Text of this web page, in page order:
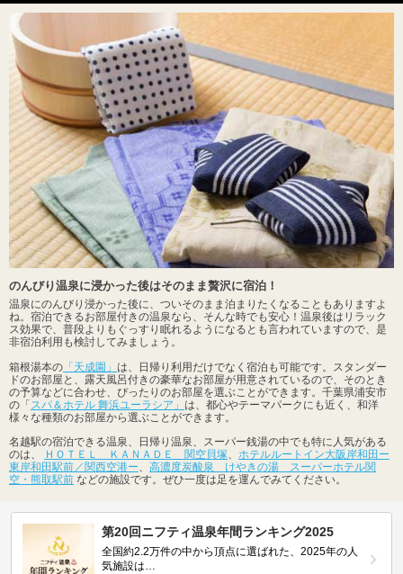
のんびり温泉に浸かった後はそのまま贅沢に宿泊！
温泉にのんびり浸かった後に、ついそのまま泊まりたくなることもありますよ
ね。宿泊できるお部屋付きの温泉なら、そんな時でも安心！温泉後はリラック
ス効果で、普段よりもぐっすり眠れるようになるとも言われていますので、是
非宿泊利用も検討してみましょう。
箱根湯本の 「天成園」 は、日帰り利用だけでなく宿泊も可能です。スタンダー
ドのお部屋と、露天風呂付きの豪華なお部屋が用意されているので、そのとき
の予算などに合わせ、ぴったりのお部屋を選ぶことができます。千葉県浦安市
の「スパ＆ホテル 舞浜ユーラシア」 は、都心やテーマパークにも近く、和洋
様々な種類のお部屋から選ぶことができます。
名越駅の宿泊できる温泉、日帰り温泉、スーパー銭湯の中でも特に人気がある
のは、
ＨＯＴＥＬ ＫＡＮＡＤＥ 関空貝塚、 ホテルルートイン大阪岸和田ー
東岸和田駅前／関西空港ー、 高濃度炭酸泉 けやきの湯 スーパーホテル関
空・熊取駅前 などの施設です。ぜひ一度は足を運んでみてください。
第20回ニフティ温泉年間ランキング2025
全国約2.2万件の中から頂点に選ばれた、2025年の人
気施設は…